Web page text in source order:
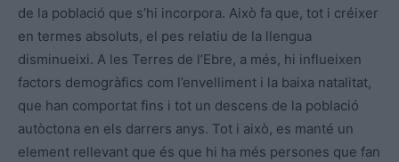
de la població que s’hi incorpora. Això fa que, tot i créixer
en termes absoluts, el pes relatiu de la llengua
disminueixi. A les Terres de l’Ebre, a més, hi influeixen
factors demogràfics com l’envelliment i la baixa natalitat,
que han comportat fins i tot un descens de la població
autòctona en els darrers anys. Tot i això, es manté un
element rellevant que és que hi ha més persones que fan